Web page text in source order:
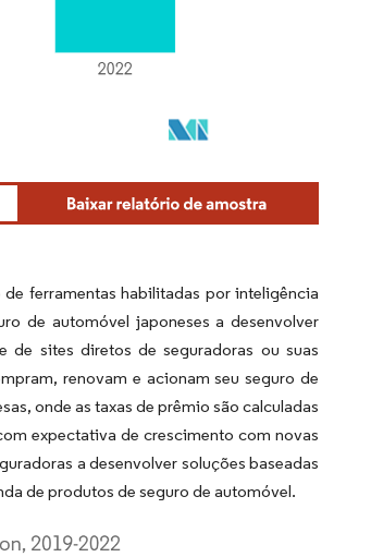
ferramentas habilitadas por inteligência
de automóvel japoneses a desenvolver
sites diretos de seguradoras ou suas
renovam e acionam seu seguro de
onde as taxas de prêmio são calculadas
expectativa de crescimento com novas
a desenvolver soluções baseadas
de produtos de seguro de automóvel.